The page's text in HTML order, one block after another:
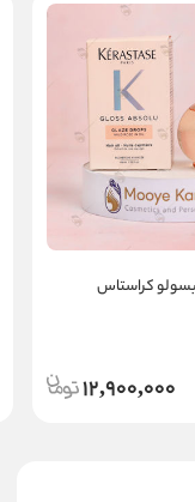
کراستاس
12,900,000